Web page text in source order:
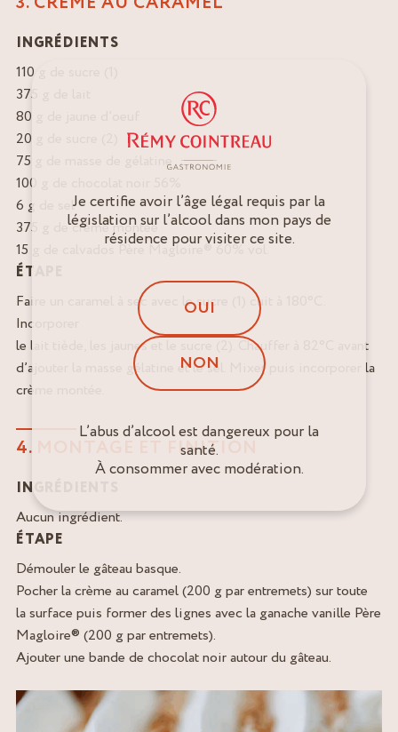
INGRÉDIENTS
110 g de sucre (1)
375 g de lait
80 g de jaune d’oeuf
20 g de sucre (2)
75 g de masse de gélatine
100 g de chocolat noir 56%
6 g de sel
375 g de crème montée
15 g de calvados Père Magloire® 60% vol.
ÉTAPE
Faire un caramel à sec avec le sucre (1) cuit à 180°C.
Incorporer
le lait tiède, les jaunes et le sucre (2). Chauffer à 82°C avant
d’ajouter la masse gélatine et le sel. Mixer puis incorporer la
crème montée.
4. MONTAGE ET FINITION
INGRÉDIENTS
Aucun ingrédient.
ÉTAPE
Démouler le gâteau basque.
Pocher la crème au caramel (200 g par entremets) sur toute
la surface puis former des lignes avec la ganache vanille Père
Magloire® (200 g par entremets).
Ajouter une bande de chocolat noir autour du gâteau.
Je certifie avoir l’âge légal requis par la
législation sur l’alcool dans mon pays de
résidence pour visiter ce site.
OUI
NON
L’abus d’alcool est dangereux pour la
santé.
À consommer avec modération.